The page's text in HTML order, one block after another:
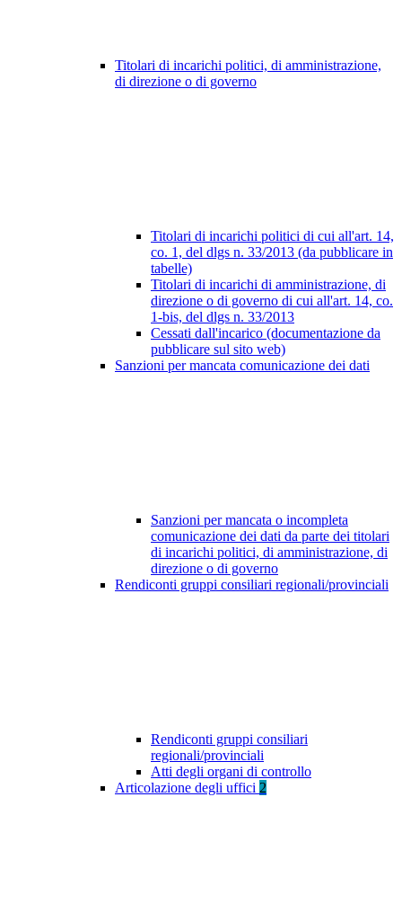
Titolari di incarichi politici, di amministrazione,
di direzione o di governo
Titolari di incarichi politici di cui all'art. 14,
co. 1, del dlgs n. 33/2013 (da pubblicare in
tabelle)
Titolari di incarichi di amministrazione, di
direzione o di governo di cui all'art. 14, co.
1-bis, del dlgs n. 33/2013
Cessati dall'incarico (documentazione da
pubblicare sul sito web)
Sanzioni per mancata comunicazione dei dati
Sanzioni per mancata o incompleta
comunicazione dei dati da parte dei titolari
di incarichi politici, di amministrazione, di
direzione o di governo
Rendiconti gruppi consiliari regionali/provinciali
Rendiconti gruppi consiliari
regionali/provinciali
Atti degli organi di controllo
Articolazione degli uffici 2